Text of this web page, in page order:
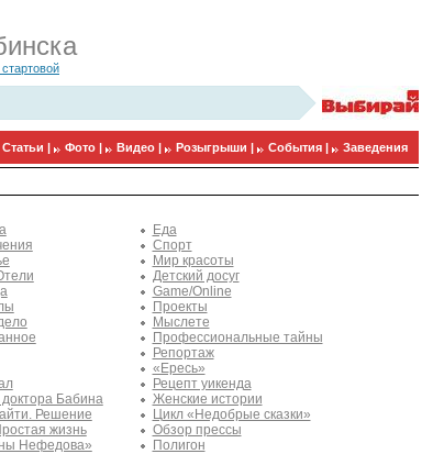
Статьи | Фото | Видео | Розыгрыши | События | Заведения
Еда
Спорт
Мир красоты
Детский досуг
Game/Online
Проекты
Мыслете
Профессиональные тайны
Репортаж
«Ересь»
Рецепт уикенда
Бабина
Женские истории
Решение
Цикл «Недобрые сказки»
жизнь
Нефедова»
Обзор прессы
Полигон